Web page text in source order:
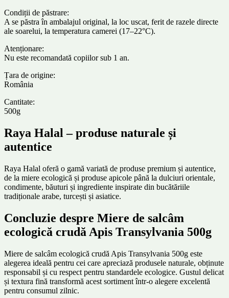
Condiții de păstrare:
A se păstra în ambalajul original, la loc uscat, ferit de razele directe
ale soarelui, la temperatura camerei (17–22°C).
Atenționare:
Nu este recomandată copiilor sub 1 an.
Țara de origine:
România
Cantitate:
500g
Raya Halal – produse naturale și
autentice
Raya Halal oferă o gamă variată de produse premium și autentice,
de la miere ecologică și produse apicole până la dulciuri orientale,
condimente, băuturi și ingrediente inspirate din bucătăriile
tradiționale arabe, turcești și asiatice.
Concluzie despre Miere de salcâm
ecologică crudă Apis Transylvania 500g
Miere de salcâm ecologică crudă Apis Transylvania 500g este
alegerea ideală pentru cei care apreciază produsele naturale, obținute
responsabil și cu respect pentru standardele ecologice. Gustul delicat
și textura fină transformă acest sortiment într-o alegere excelentă
pentru consumul zilnic.